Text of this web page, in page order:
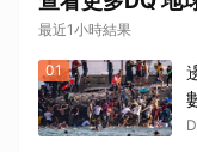
最近1小時結果
01